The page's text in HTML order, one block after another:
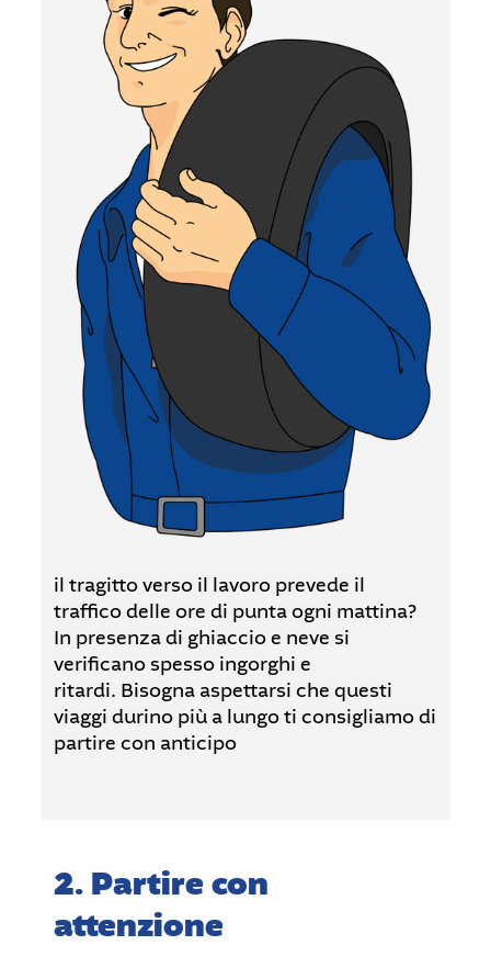
il tragitto verso il lavoro prevede il
traffico delle ore di punta ogni mattina?
In presenza di ghiaccio e neve si
verificano spesso ingorghi e
ritardi. Bisogna aspettarsi che questi
viaggi durino più a lungo ti consigliamo di
partire con anticipo
2. Partire con
attenzione